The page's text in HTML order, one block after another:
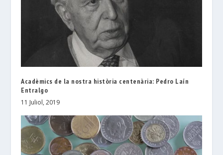
Acadèmics de la nostra història centenària: Pedro Laín
Entralgo
11 Juliol, 2019